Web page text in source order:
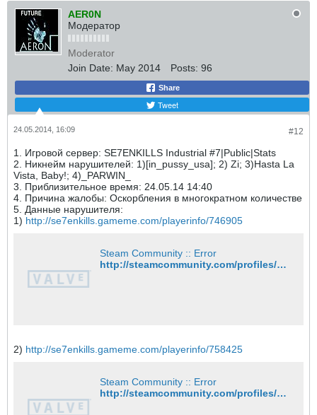
AER0N
Модератор
Moderator
Join Date: May 2014 Posts: 96
Share
Tweet
#12
24.05.2014, 16:09
1. Игровой сервер: SE7ENKILLS Industrial #7|Public|Stats
2. Никнейм нарушителей: 1)[in_pussy_usa]; 2) Zi; 3)Hasta La
Vista, Baby!; 4)_PARWIN_
3. Приблизительное время: 24.05.14 14:40
4. Причина жалобы: Оскорбления в многократном количестве
5. Данные нарушителя:
1) http://se7enkills.gameme.com/playerinfo/746905
Steam Community :: Error
http://steamcommunity.com/profiles/76561200945321576
2) http://se7enkills.gameme.com/playerinfo/758425
Steam Community :: Error
http://steamcommunity.com/profiles/76561200990818944